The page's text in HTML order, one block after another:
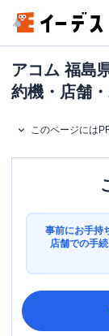
アコム 福島
約機・店舗
このページには
事前にお手持
店舗での手